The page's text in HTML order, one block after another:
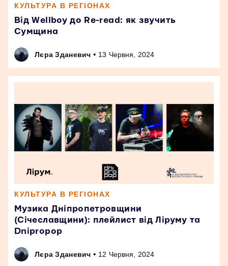
КУЛЬТУРА В РЕГІОНАХ
Від Wellboy до Re-read: як звучить
Сумщина
Лєра Зданевич • 13 Червня, 2024
КУЛЬТУРА В РЕГІОНАХ
Музика Дніпропетровщини
(Січеславщини): плейлист від Ліруму та
Dnipropop
Лєра Зданевич • 12 Червня, 2024